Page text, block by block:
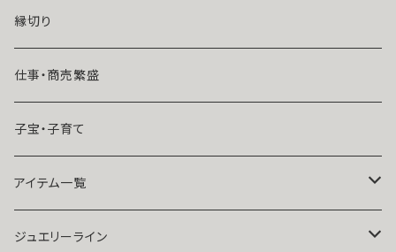
魔術師恋雪
魔術師N.Kelly
魔術師Sara Serendipity
祈祷師澪央
ユタ玉城陽
年齢差のある恋（年上・年下）
マンネリ気味の恋
遠距離
復縁したい・取り戻したい愛情
人に言えない関係
縁切り
仕事・商売繁盛
子宝・子育て
アイテム一覧
ネックレス
ジュエリーライン